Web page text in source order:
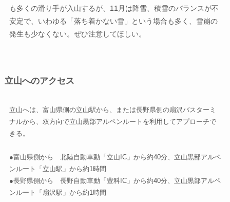
も多くの滑り手が入山するが、11月は降雪、積雪のバランスが不
安定で、いわゆる「落ち着かない雪」という場合も多く、雪崩の
発生も少なくない。ぜひ注意してほしい。
立山へのアクセス
立山へは、富山県側の立山駅から、または長野県側の扇沢バスターミ
ナルから、双方向で立山黒部アルペンルートを利用してアプローチで
きる。
●富山県側から 北陸自動車動「立山IC」から約40分、立山黒部アルペ
ンルート「立山駅」から約1時間
●長野県側から 長野自動車動「豊科IC」から約40分、立山黒部アルペ
ンルート「扇沢駅」から約1時間